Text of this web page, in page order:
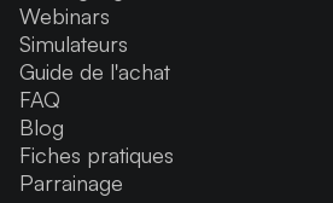
Webinars
Simulateurs
Guide de l'achat
FAQ
Blog
Fiches pratiques
Parrainage